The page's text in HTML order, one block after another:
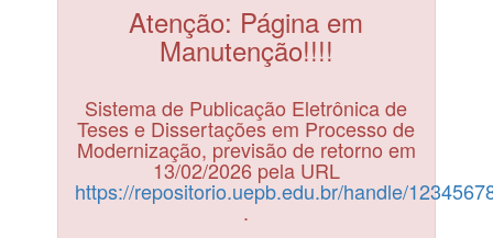
Atenção: Página em
Manutenção!!!!
Sistema de Publicação Eletrônica de
Teses e Dissertações em Processo de
Modernização, previsão de retorno em
13/02/2026 pela URL
https://repositorio.uepb.edu.br/handle/
.